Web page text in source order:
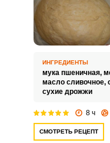
ИНГРЕДИЕНТЫ
мука пшеничная,
масло сливочное,
сухие дрожжи
8 ч
СМОТРЕТЬ РЕЦЕПТ